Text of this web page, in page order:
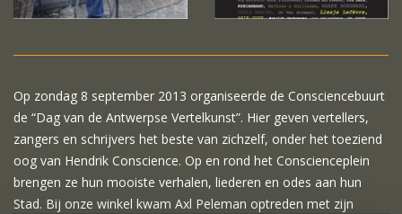
Op zondag 8 september 2013 organiseerde de Consciencebuurt
de “Dag van de Antwerpse Vertelkunst”. Hier geven vertellers,
zangers en schrijvers het beste van zichzelf, onder het toeziend
oog van Hendrik Conscience. Op en rond het Conscienceplein
brengen ze hun mooiste verhalen, liederen en odes aan hun
Stad. Bij onze winkel kwam Axl Peleman optreden met zijn